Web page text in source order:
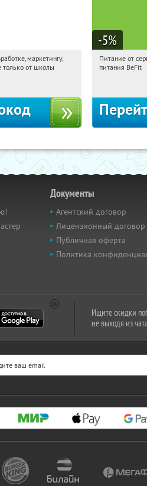
Получи первым!
маркетингу,
только от школы
-5%
13:38:21
Питание от
питания BeFit
Документы
Агентский договор
Лицензионный договор
Публичная оферта
Политика
Ищите скидки
не выходя из